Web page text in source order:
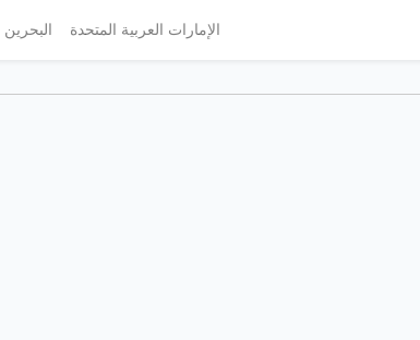
الإمارات العربية المتحدة البحرين